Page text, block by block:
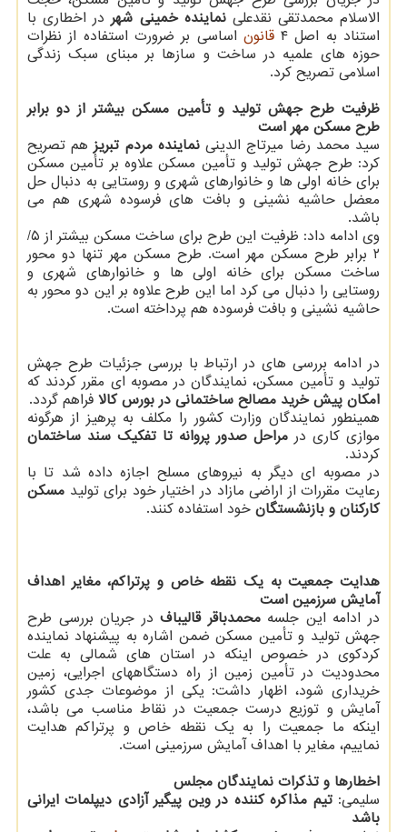
الاسلام محمدتقی نقدعلینماینده خمینی شهر در اخطاری با
استناد به اصل ۴
قانون اساسی بر ضرورت استفاده از نظرات
حوزه های علمیه در ساخت و سازها بر مبنای سبک زندگی
اسلامی تصریح کرد.
ظرفیت طرح جهش تولید و تأمین مسکن بیشتر از دو برابر
طرح مسکن مهر است
سید محمد رضا میرتاج الدینینماینده مردم تبریزهم تصریح
کرد: طرح جهش تولید و تأمین مسکن علاوه بر تأمین مسکن
برای خانه اولی ها و خانوارهای شهری و روستایی به دنبال حل
معضل حاشیه نشینی و بافت های فرسوده شهری هم می
باشد.
وی ادامه داد: ظرفیت این طرح برای ساخت مسکن بیشتر از ۵/
۲ برابر طرح مسکن مهر است. طرح مسکن مهر تنها دو محور
ساخت مسکن برای خانه اولی ها و خانوارهای شهری و
روستایی را دنبال می کرد اما این طرح علاوه بر این دو محور به
حاشیه نشینی و بافت فرسوده هم پرداخته است.
در ادامه بررسی های در ارتباط با بررسی جزئیات طرح جهش
تولید و تأمین مسکن، نمایندگان در مصوبه ای مقرر کردند که
امکان پیش خرید مصالح ساختمانی در بورس کالا فراهم گردد.
همینطور نمایندگان وزارت کشور را مکلف به پرهیز از هرگونه
موازی کاری در مراحل صدور پروانه تا تفکیک سند ساختمان
کردند.
در مصوبه ای دیگر به نیروهای مسلح اجازه داده شد تا با
رعایت مقررات از اراضی مازاد در اختیار خود برای تولید مسکن
کارکنان و بازنشستگان خود استفاده کنند.
هدایت جمعیت به یک نقطه خاص و پرتراکم، مغایر اهداف
آمایش سرزمین است
در ادامه این جلسه محمدباقر قالیباف در جریان بررسی طرح
جهش تولید و تأمین مسکن ضمن اشاره به پیشنهاد نماینده
کردکوی در خصوص اینکه در استان های شمالی به علت
محدودیت در تأمین زمین از راه دستگاههای اجرایی، زمین
خریداری شود، اظهار داشت: یکی از موضوعات جدی کشور
آمایش و توزیع درست جمعیت در نقاط مناسب می باشد،
اینکه ما جمعیت را به یک نقطه خاص و پرتراکم هدایت
نماییم، مغایر با اهداف آمایش سرزمینی است.
اخطارها و تذکرات نمایندگان مجلس
سلیمی:تیم مذاکره کننده در وین پیگیر آزادی دیپلمات ایرانی
باشد